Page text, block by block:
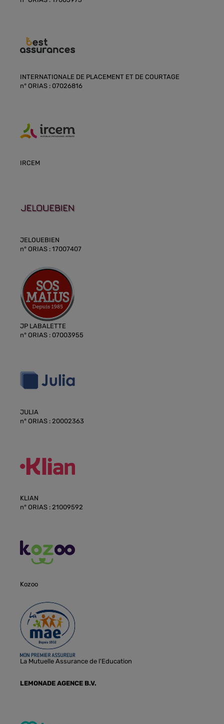
INTERNATIONALE DE PLACEMENT ET DE COURTAGE
n° ORIAS : 07026816
IRCEM
JELOUEBIEN
n° ORIAS : 17007407
JP LABALETTE
n° ORIAS : 07003955
JULIA
n° ORIAS : 20002363
KLIAN
n° ORIAS : 21009592
Kozoo
La Mutuelle Assurance de l'Education
LEMONADE AGENCE B.V.